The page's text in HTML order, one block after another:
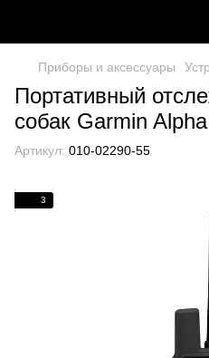
Приборы и аксессуары
Портативный
собак Garmin
Артикул: 010-02290-55
3